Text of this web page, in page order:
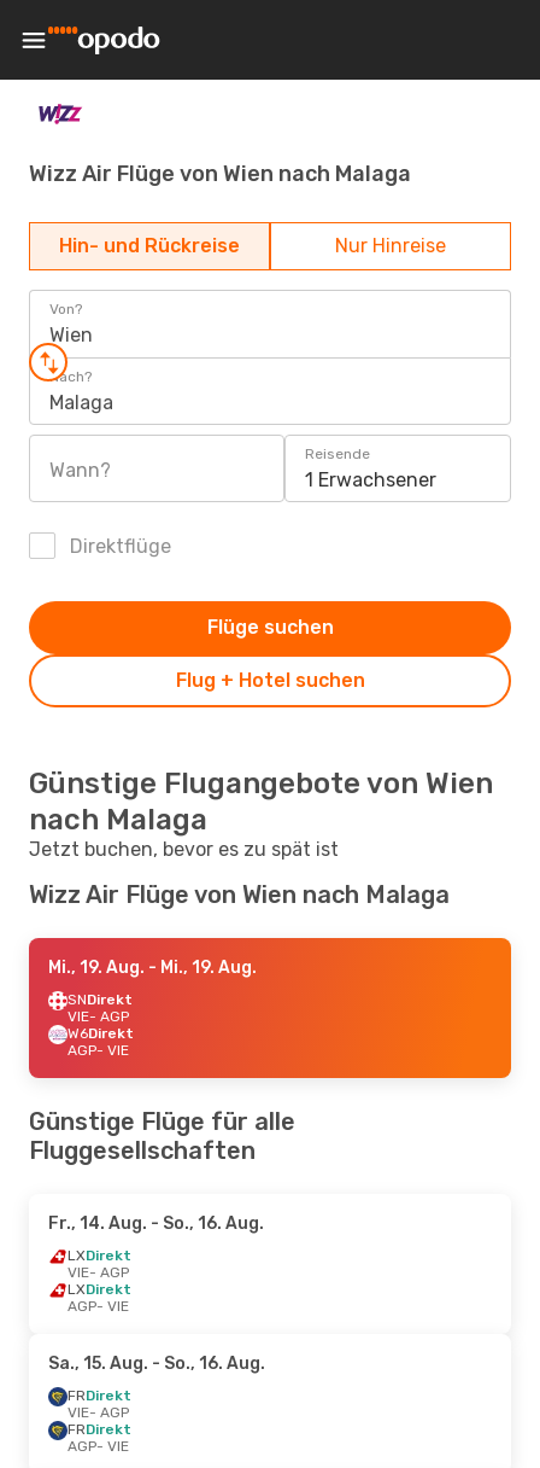
Wizz Air Flüge von Wien nach Malaga
Hin- und Rückreise Nur Hinreise
Von?
Wien
Nach?
Malaga
Wann?
Reisende
1 Erwachsener
Direktflüge
Flug + Hotel suchen
Flüge suchen
Günstige Flugangebote von Wien
nach Malaga
Jetzt buchen, bevor es zu spät ist
Wizz Air Flüge von Wien nach Malaga
Mi., 19. Aug. - Mi., 19. Aug.
SNDirekt
VIE- AGP
W6Direkt
AGP- VIE
Günstige Flüge für alle
Fluggesellschaften
Fr., 14. Aug. - So., 16. Aug.
LXDirekt
VIE- AGP
LXDirekt
AGP- VIE
Sa., 15. Aug. - So., 16. Aug.
FRDirekt
VIE- AGP
FRDirekt
AGP- VIE